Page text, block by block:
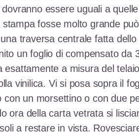
essere uguali a quelle
fosse molto grande può
traversa centrale fatta dello
un foglio di compensato da
a misura del
vinilica. Vi si posa sopra il
un morsettino o con due
ora della carta vetrata si
a restare in vista.